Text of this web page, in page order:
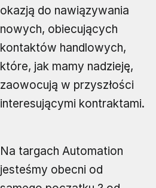
okazją do nawiązywania
nowych, obiecujących
kontaktów handlowych,
które, jak mamy nadzieję,
zaowocują w przyszłości
interesującymi kontraktami.
Na targach Automation
jesteśmy obecni od